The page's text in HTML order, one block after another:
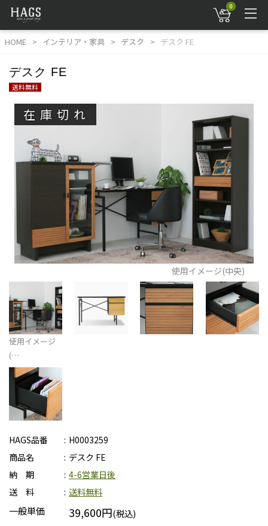
0
HOME インテリア・家具 デスク デスク FE
デスク FE
送料無料
在庫切れ
使用イメージ(中央)
使用イメージ
(…
HAGS品番
H0003259
商品名
デスク FE
納 期
4-6営業日後
送 料
送料無料
一般単価 39,600円(税込)